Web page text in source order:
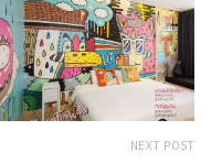
NEXT POST